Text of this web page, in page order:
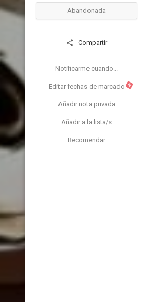
Abandonada
Compartir
Notificarme cuando...
Editar fechas de marcado N
Añadir nota privada
Añadir a la lista/s
Recomendar